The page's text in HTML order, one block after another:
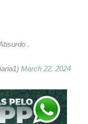
.
March 22, 2024